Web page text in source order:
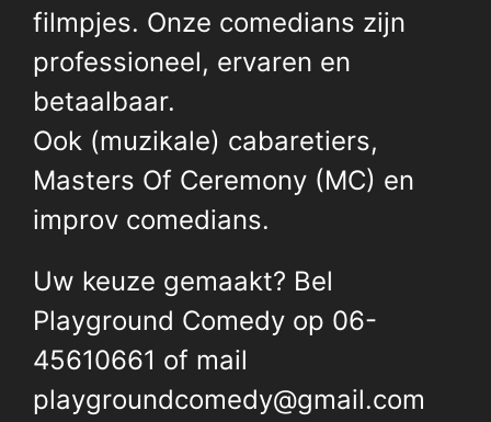
filmpjes. Onze comedians zijn
professioneel, ervaren en
betaalbaar.
Ook (muzikale) cabaretiers,
Masters Of Ceremony (MC) en
improv comedians.
Uw keuze gemaakt? Bel
Playground Comedy op 06-
45610661 of mail
playgroundcomedy@gmail.com